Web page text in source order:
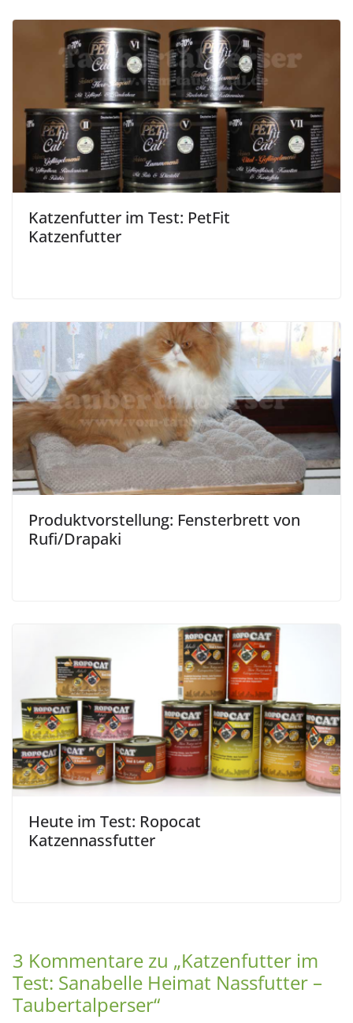
Katzenfutter im Test: PetFit
Katzenfutter
Produktvorstellung: Fensterbrett von
Rufi/Drapaki
Heute im Test: Ropocat
Katzennassfutter
3 Kommentare zu „Katzenfutter im
Test: Sanabelle Heimat Nassfutter –
Taubertalperser“